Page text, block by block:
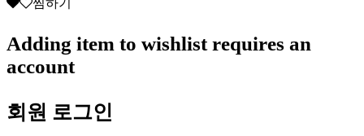
Adding item to wishlist requires an
account
회원 로그인